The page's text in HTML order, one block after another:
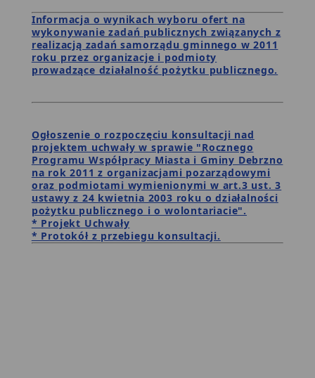
Informacja o wynikach wyboru ofert na
wykonywanie zadań publicznych związanych z
realizacją zadań samorządu gminnego w 2011
roku przez organizacje i podmioty
prowadzące działalność pożytku publicznego.
Ogłoszenie o rozpoczęciu konsultacji nad
projektem uchwały w sprawie "Rocznego
Programu Współpracy Miasta i Gminy Debrzno
na rok 2011 z organizacjami pozarządowymi
oraz podmiotami wymienionymi w art.3 ust. 3
ustawy z 24 kwietnia 2003 roku o działalności
pożytku publicznego i o wolontariacie".
* Projekt Uchwały
* Protokół z przebiegu konsultacji.